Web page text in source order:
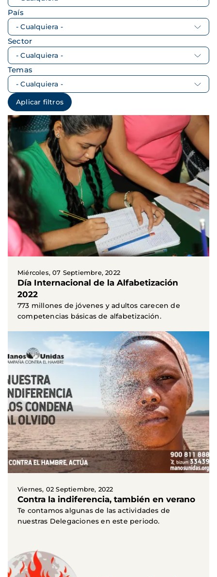
País
Sector
Temas
Miércoles, 07 Septiembre, 2022
Día Internacional de la Alfabetización
2022
773 millones de jóvenes y adultos carecen de
competencias básicas de alfabetización.
Viernes, 02 Septiembre, 2022
Contra la indiferencia, también en verano
Te contamos algunas de las actividades de
nuestras Delegaciones en este periodo.